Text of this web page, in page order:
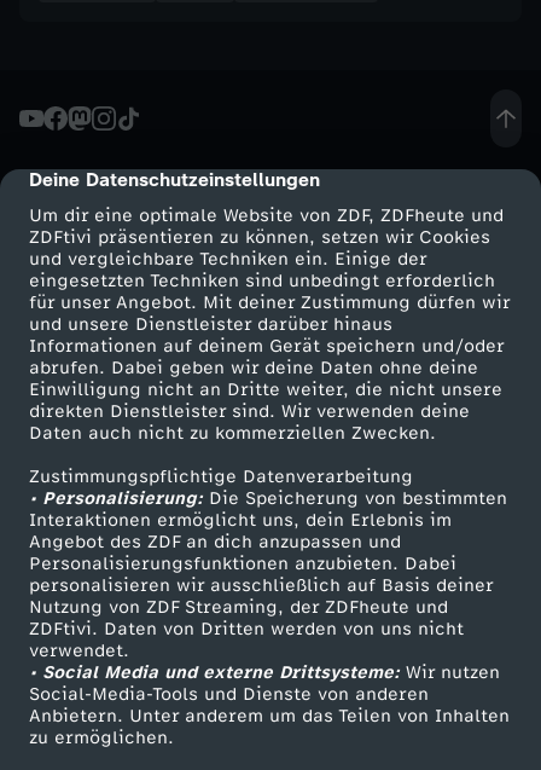
cmp-dialog-description
Deine Datenschutzeinstellungen
Um dir eine optimale Website von ZDF, ZDFheute und
ZDFtivi präsentieren zu können, setzen wir Cookies
und vergleichbare Techniken ein. Einige der
eingesetzten Techniken sind unbedingt erforderlich
für unser Angebot. Mit deiner Zustimmung dürfen wir
und unsere Dienstleister darüber hinaus
Informationen auf deinem Gerät speichern und/oder
abrufen. Dabei geben wir deine Daten ohne deine
Einwilligung nicht an Dritte weiter, die nicht unsere
direkten Dienstleister sind. Wir verwenden deine
Daten auch nicht zu kommerziellen Zwecken.
Zustimmungspflichtige Datenverarbeitung
• Personalisierung:Die Speicherung von bestimmten
Interaktionen ermöglicht uns, dein Erlebnis im
Angebot des ZDF an dich anzupassen und
Personalisierungsfunktionen anzubieten. Dabei
personalisieren wir ausschließlich auf Basis deiner
Nutzung von ZDF Streaming, der ZDFheute und
ZDFtivi. Daten von Dritten werden von uns nicht
verwendet.
• Social Media und externe Drittsysteme:Wir nutzen
Social-Media-Tools und Dienste von anderen
Anbietern. Unter anderem um das Teilen von Inhalten
zu ermöglichen.
g
u
n
d
c
l
e
v
e
r
Mehr ZDF
ZDF-Apps
Smart TV
ZDFtext
Livestreams
Sendungen A-Z
TV-Programm
Service
ZDFmitreden
Kontakt zum ZDF
Tickets
Zuschauerservice
Hilfe
ZDF Unternehmen
Karriere